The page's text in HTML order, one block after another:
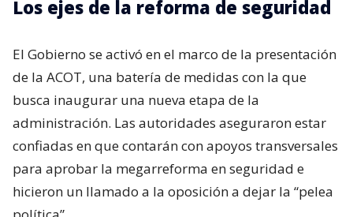
Los ejes de la reforma de seguridad
El Gobierno se activó en el marco de la presentación
de la ACOT, una batería de medidas con la que
busca inaugurar una nueva etapa de la
administración. Las autoridades aseguraron estar
confiadas en que contarán con apoyos transversales
para aprobar la megarreforma en seguridad e
hicieron un llamado a la oposición a dejar la “pelea